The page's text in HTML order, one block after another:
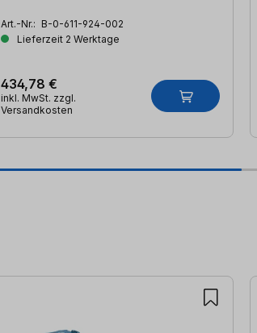
Art.-Nr.: B-0-611-924-002
Lieferzeit 2 Werktage
434,78 €
inkl. MwSt. zzgl.
Versandkosten